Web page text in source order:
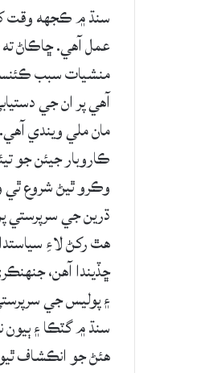
سنڌ ۾ ڪجهه وقت
عمل آهي. ڇاڪاڻ
منشيات سبب
آهي پر ان جي
مان ملي ويندي
ڪاروبار جيئن جو
وڪرو ٿيڻ شروع
ڌرين جي سرپرستي
هٿ رکڻ لاءِ
ڇڏيندا آهن،
۽ پوليس جي
سنڌ ۾ گٽڪا ۽
هئڻ جو انڪشاف